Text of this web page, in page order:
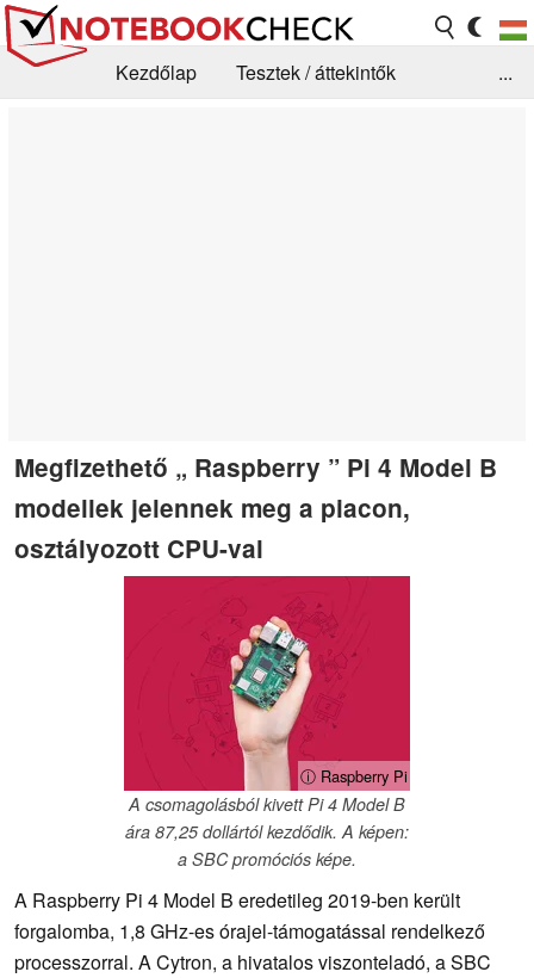
Kezdőlap
Tesztek / áttekintők
...
Megfizethető „ Raspberry ” Pi 4 Model B
modellek jelennek meg a piacon,
osztályozott CPU-val
ⓘ Raspberry Pi
A csomagolásból kivett Pi 4 Model B
ára 87,25 dollártól kezdődik. A képen:
a SBC promóciós képe.
A Raspberry Pi 4 Model B eredetileg 2019-ben került
forgalomba, 1,8 GHz-es órajel-támogatással rendelkező
processzorral. A Cytron, a hivatalos viszonteladó, a SBC